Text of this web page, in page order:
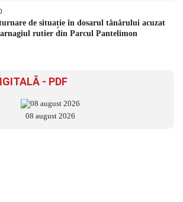
de situație în dosarul tânărului acuzat
rutier din Parcul Pantelimon
- PDF
08 august 2026